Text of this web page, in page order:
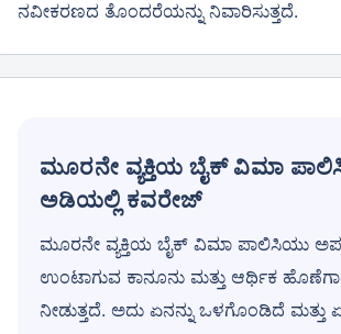
ನವೀಕರಣದ ತೊಂದರೆಯನ್ನು ನಿವಾರಿಸುತ್ತದೆ.
ಮೂರನೇ ವ್ಯಕ್ತಿಯ ಬೈಕ್ ವಿಮಾ ಪಾಲಿಸಿಯ
ಅಡಿಯಲ್ಲಿ ಕವರೇಜ್
ಮೂರನೇ ವ್ಯಕ್ತಿಯ ಬೈಕ್ ವಿಮಾ ಪಾಲಿಸಿಯು
ಉಂಟಾಗುವ ಕಾನೂನು ಮತ್ತು ಆರ್ಥಿಕ
ನೀಡುತ್ತದೆ. ಅದು ಏನನ್ನು ಒಳಗೊಂಡಿದೆ ಮತ್ತು